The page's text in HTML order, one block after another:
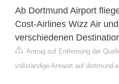
Ab Dortmund Airport
Cost-Airlines Wizz Air
verschiedenen
Antrag auf Entfernung der
vollständige Antwort auf dortmund-